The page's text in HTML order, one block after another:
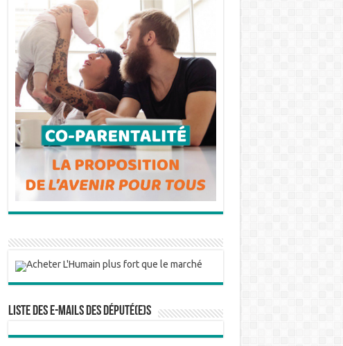
Liste des e-mails des député(e)s